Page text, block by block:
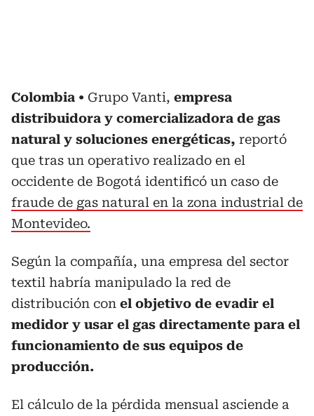
Colombia Grupo Vanti, empresa
distribuidora y comercializadora de gas
natural y soluciones energéticas, reportó
que tras un operativo realizado en el
occidente de Bogotá identificó un caso de
fraude de gas natural en la zona industrial de
Montevideo.
Según la compañía, una empresa del sector
textil habría manipulado la red de
distribución con el objetivo de evadir el
medidor y usar el gas directamente para el
funcionamiento de sus equipos de
producción.
El cálculo de la pérdida mensual asciende a